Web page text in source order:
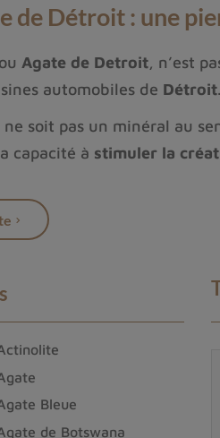
de Détroit : une
Agate de Detroit, n’est
automobiles de Détroit
ne soit pas un minéral au
capacité à stimuler la
collection de
Bleue
de Botswana